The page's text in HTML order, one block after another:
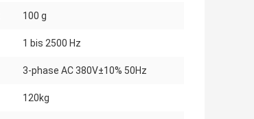
100 g
1 bis 2500 Hz
3-phase AC 380V±10% 50Hz
120kg